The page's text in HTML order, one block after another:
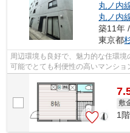
丸ノ内
丸ノ内
築11年
東京都
周辺環境も良好で、魅力的な住環
可能でとても利便性の高いマンシ
敷
1